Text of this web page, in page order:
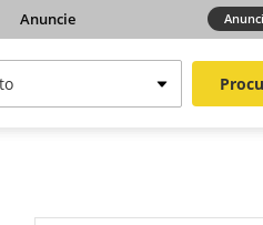
Anuncie